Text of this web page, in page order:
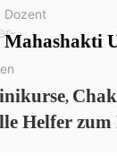
Dozent
Mahashakti
,
Helfer